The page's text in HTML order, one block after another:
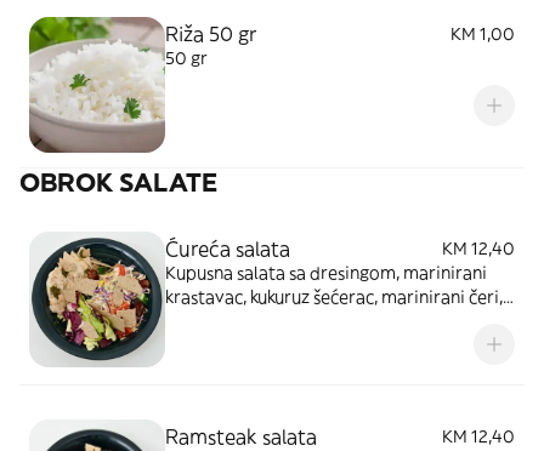
Riža 50 gr
KM 1,00
50 gr
OBROK SALATE
Ćureća salata
KM 12,40
Kupusna salata sa dresingom, marinirani
krastavac, kukuruz šećerac, marinirani čeri,
Ramsteak salata
KM 12,40